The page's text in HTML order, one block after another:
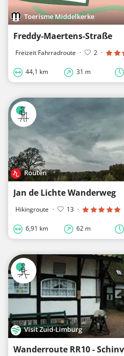
Toerisme Middelkerke
Freddy-Maertens-Straße
Freizeit Fahrradroute · 2 ·
44,1 km 31 m
Routen
Jan de Lichte Wanderweg
Hikingroute · 13 ·
6,91 km 62 m
Visit Zuid-Limburg
Wanderroute RR10 -